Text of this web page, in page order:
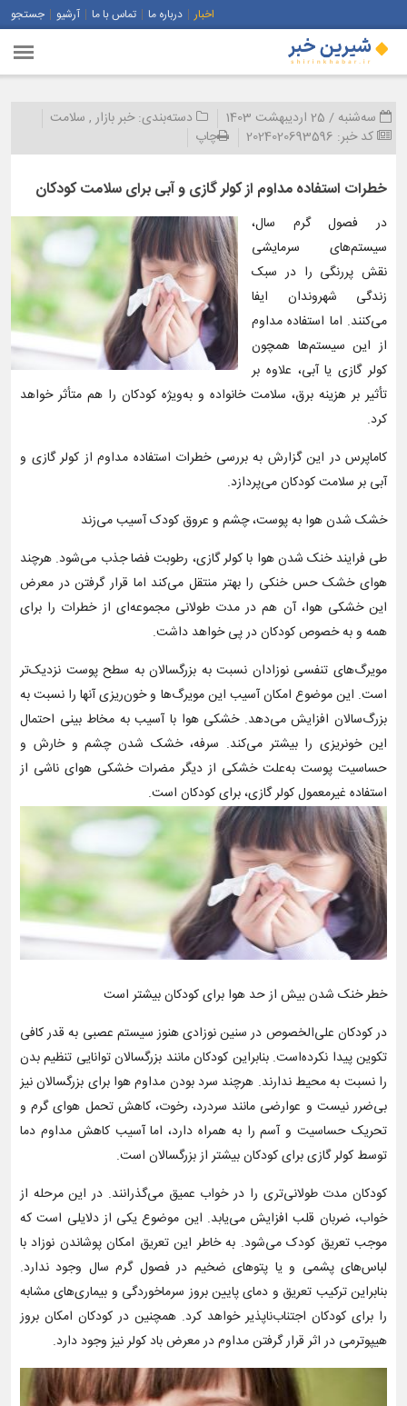
اخبار درباره ما تماس با ما آرشیو جستجو
سه‌شنبه / 25 اردیبهشت 1403 دسته‌بندی:خبر بازار, سلامت
کد خبر: 2024020693596 چاپ
خطرات استفاده مداوم از کولر گازی و آبی برای سلامت کودکان
در فصول گرم سال،
سیستم‌های سرمایشی
نقش پررنگی را در سبک
زندگی شهروندان ایفا
می‌کنند. اما استفاده مداوم
از این سیستم‌ها همچون
کولر گازی یا آبی، علاوه بر
تأثیر بر هزینه برق، سلامت خانواده و به‌ویژه کودکان را هم متأثر خواهد
کرد.
کاماپرس در این گزارش به بررسی خطرات استفاده مداوم از کولر گازی و
آبی بر سلامت کودکان می‌پردازد.
خشک شدن هوا به پوست، چشم و عروق کودک آسیب می‌زند
طی فرایند خنک شدن هوا با کولر گازی، رطوبت فضا جذب می‌شود. هرچند
هوای خشک حس خنکی را بهتر منتقل می‌کند اما قرار گرفتن در معرض
این خشکی هوا، آن هم در مدت طولانی مجموعه‌ای از خطرات را برای
همه و به خصوص کودکان در پی خواهد داشت.
مویرگ‌های تنفسی نوزادان نسبت به بزرگسالان به سطح پوست نزدیک‌تر
است. این موضوع امکان آسیب این مویرگ‌ها و خون‌ریزی آنها را نسبت به
بزرگ‌سالان افزایش می‌دهد. خشکی هوا با آسیب به مخاط بینی احتمال
این خونریزی را بیشتر می‌کند. سرفه، خشک شدن چشم و خارش و
حساسیت پوست به‌علت خشکی از دیگر مضرات خشکی هوای ناشی از
استفاده غیرمعمول کولر گازی، برای کودکان است.
خطر خنک شدن بیش از حد هوا برای کودکان بیشتر است
در کودکان علی‌الخصوص در سنین نوزادی هنوز سیستم عصبی به قدر کافی
تکوین پیدا نکرده‌است. بنابراین کودکان مانند بزرگسالان توانایی تنظیم بدن
را نسبت به محیط ندارند. هرچند سرد بودن مداوم هوا برای بزرگسالان نیز
بی‌ضرر نیست و عوارضی مانند سردرد، رخوت، کاهش تحمل هوای گرم و
تحریک حساسیت و آسم را به همراه دارد، اما آسیب کاهش مداوم دما
توسط کولر گازی برای کودکان بیشتر از بزرگسالان است.
کودکان مدت طولانی‌تری را در خواب عمیق می‌گذرانند. در این مرحله از
خواب، ضربان قلب افزایش می‌یابد. این موضوع یکی از دلایلی است که
موجب تعریق کودک می‌شود. به خاطر این تعریق امکان پوشاندن نوزاد با
لباس‌های پشمی و یا پتوهای ضخیم در فصول گرم سال وجود ندارد.
بنابراین ترکیب تعریق و دمای پایین بروز سرماخوردگی و بیماری‌های مشابه
را برای کودکان اجتناب‌ناپذیر خواهد کرد. همچنین در کودکان امکان بروز
هیپوترمی در اثر قرار گرفتن مداوم در معرض باد کولر نیز وجود دارد.